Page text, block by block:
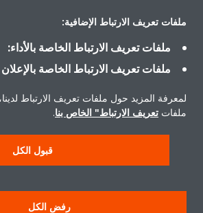
حلول
حول دايكن
حقوق النشر © دايكن
إشعار ملفات تعريف
سياسة حماية البيانات
أخلاقيات الشركة
ملفات تعريف الارتباط الإضافية:
ملفات تعريف الارتباط الخاصة بالأداء:
ملفات تعريف الارتباط الخاصة
لمعرفة المزيد حول ملفات تعريف الارتباط
ملفات تعريف الارتباط" الخاص بنا.
قبول الكل
رفض الكل